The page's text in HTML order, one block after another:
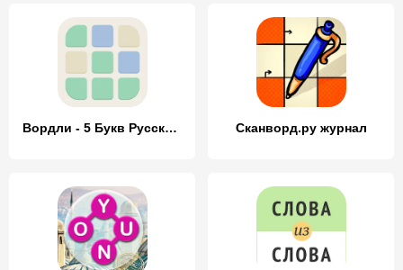
Вордли - 5 Букв Русские Слова Сканворд.ру журнал